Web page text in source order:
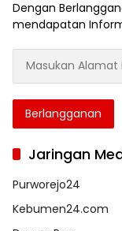
Dengan
mendapatan
Alamat
Email
AndaBerlangganan
Jaringan
Purworejo24
Kebumen24.com